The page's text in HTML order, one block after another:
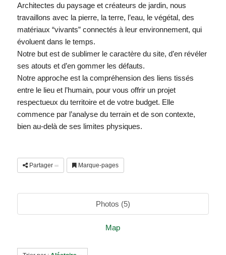
Architectes du paysage et créateurs de jardin, nous
travaillons avec la pierre, la terre, l’eau, le végétal, des
matériaux “vivants” connectés à leur environnement, qui
évoluent dans le temps.
Notre but est de sublimer le caractère du site, d’en révéler
ses atouts et d’en gommer les défauts.
Notre approche est la compréhension des liens tissés
entre le lieu et l’humain, pour vous offrir un projet
respectueux du territoire et de votre budget. Elle
commence par l’analyse du terrain et de son contexte,
bien au-delà de ses limites physiques.
Partager Marque-pages
Photos (5)
Map